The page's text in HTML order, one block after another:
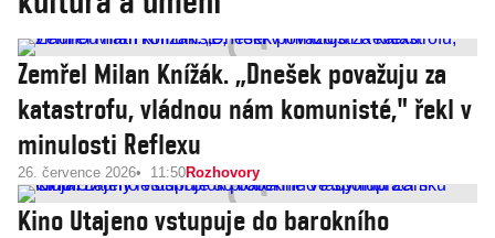
Zemřel Milan Knížák. „Dnešek považuju za
katastrofu, vládnou nám komunisté," řekl v
minulosti Reflexu
26. července 2026 11:50Rozhovory
Kino Utajeno vstupuje do barokního